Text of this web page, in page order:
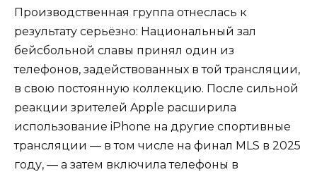
Производственная группа отнеслась к
результату серьёзно: Национальный зал
бейсбольной славы принял один из
телефонов, задействованных в той трансляции,
в свою постоянную коллекцию. После сильной
реакции зрителей Apple расширила
использование iPhone на другие спортивные
трансляции — в том числе на финал MLS в 2025
году, — а затем включила телефоны в